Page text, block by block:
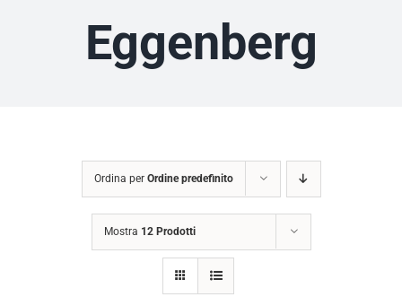
Eggenberg
Ordina per Ordine predefinito
Mostra 12 Prodotti